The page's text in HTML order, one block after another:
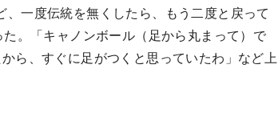
一度伝統を無くしたら、もう二度と戻って
。「キャノンボール（足から丸まって）で
ら、すぐに足がつくと思っていたわ」など上